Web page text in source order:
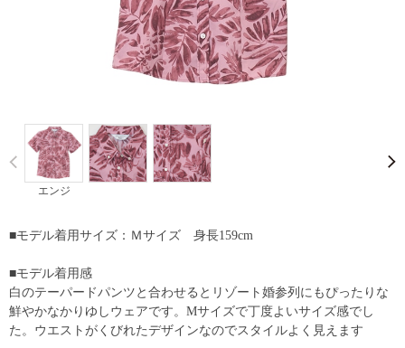
エンジ
Prev
■モデル着用サイズ：Ｍサイズ 身長159cm
■モデル着用感
白のテーパードパンツと合わせるとリゾート婚参列にもぴったりな
鮮やかなかりゆしウェアです。Mサイズで丁度よいサイズ感でし
た。ウエストがくびれたデザインなのでスタイルよく見えます